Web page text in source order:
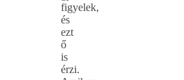
figyelek,
és
ezt
ő
is
érzi.